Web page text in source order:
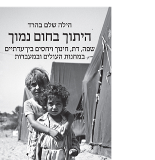
הילה שלם בהרד